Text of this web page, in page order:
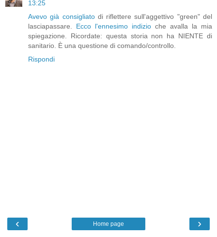
13:25
Avevo già consigliatodi riflettere sull'aggettivo "green" del
lasciapassare. Ecco l'ennesimo indizio che avalla la mia
spiegazione. Ricordate: questa storia non ha NIENTE di
sanitario. È una questione di comando/controllo.
Rispondi
‹ ›
Home page